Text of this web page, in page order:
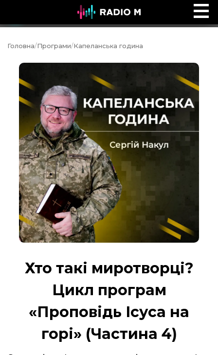
ПОЧУЙ
Головна/Програми/Капеланська година
Хто такі миротворці?
Цикл програм
«Проповідь Ісуса на
горі» (Частина 4)